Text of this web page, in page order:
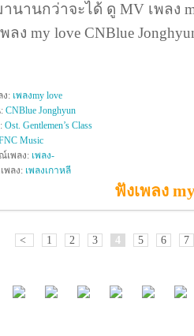
นานกว่าจะได้ ดู MV เพลง
ง my love CNBlue
ง: เพลงmy love
CNBlue Jonghyun
Ost. Gentlemen’s Class
Music
เพลง: เพลง-
พลง: เพลงเกาหลี
ฟังเพลง
< 1 2 3 4 5 6 7